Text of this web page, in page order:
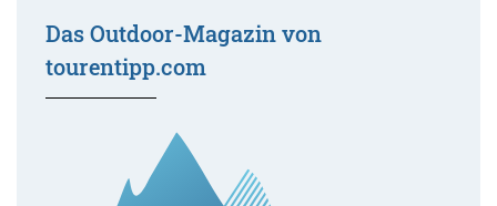
Das Outdoor-Magazin von
tourentipp.com